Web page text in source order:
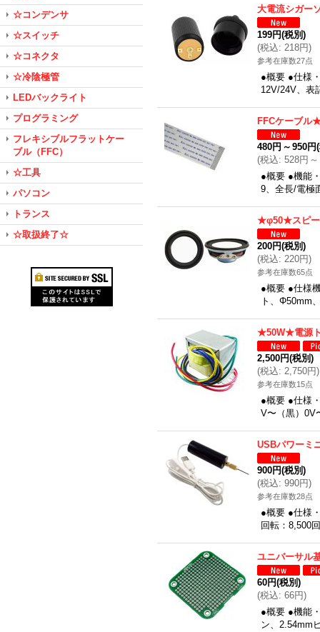
☆コンデンサ
☆スイッチ
☆コネクタ
☆冷陰極管
LEDバックライト
プログラミング
フレキシブルフラットケー
ブル（FFC）
☆工具
パソコン
トランス
☆取扱終了☆
大電流シガー
199円(税別)
(税込: 218円)
参考在庫数27点
●概要 ●仕様
12V/24V、表
FFCケーブ
480円 ～ 950円
(税込: 528円 ～
●概要 ●機能
9、全長/電極
★φ50★スピー
200円(税別)
(税込: 220円)
参考在庫数65点
●概要 ●仕様
ト、Φ50mm
★50W★電源
2,500円(税別)
(税込: 2,750円)
参考在庫数15点
●概要 ●仕様
V〜（黒）0V
USBパワーミ
900円(税別)
(税込: 990円)
参考在庫数28点
●概要 ●仕様
回転：8,500
ユニバーサル
60円(税別)
(税込: 66円)
●概要 ●機能
ン、2.54mm